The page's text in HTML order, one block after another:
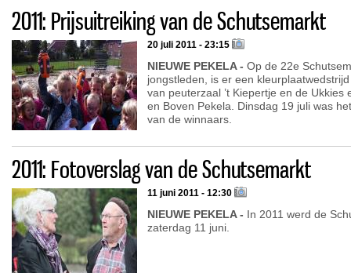
2011: Prijsuitreiking van de Schutsemarkt
20 juli 2011 - 23:15
NIEUWE PEKELA - Op de 22e
jongstleden, is er een
van peuterzaal ’t Kiepertje en de
en Boven Pekela. Dinsdag 19 juli was
van de winnaars.
2011: Fotoverslag van de Schutsemarkt
11 juni 2011 - 12:30
NIEUWE PEKELA - In 2011 werd de
zaterdag 11 juni.